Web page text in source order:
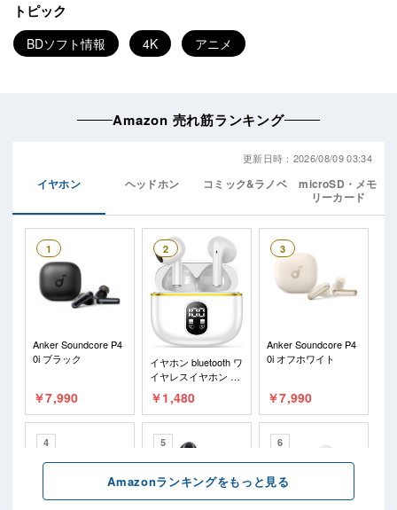
トピック
BDソフト情報 4K アニメ